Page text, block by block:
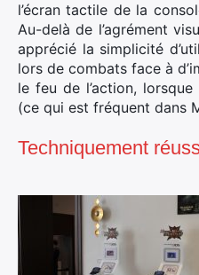
l’écran tactile de la
Au-delà de l’agrément
apprécié la simplicité
lors de combats face à
le feu de l’action,
(ce qui est fréquent dans
Techniquement